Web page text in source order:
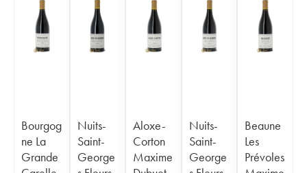
Bourgog
ne La
Grande
Nuits-
Saint-
George
Aloxe-
Corton
Maxime
Nuits-
Saint-
George
Beaune
Les
Prévoles